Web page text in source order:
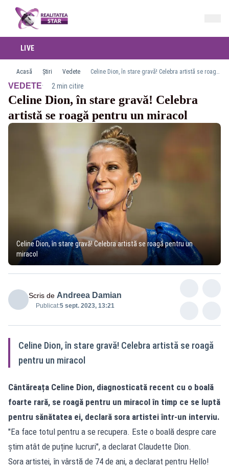
LIVE
Acasă Știri Vedete Celine Dion, în stare gravă! Celebra artistă se roagă pentru un miracol
VEDETE· 2 min citire
Celine Dion, în stare gravă! Celebra
artistă se roagă pentru un miracol
Celine Dion, în stare gravă! Celebra artistă se roagă pentru un
miracol
Scris de Andreea Damian
Publicat:5 sept. 2023, 13:21
Celine Dion, în stare gravă! Celebra artistă se roagă
pentru un miracol
Cântăreața Celine Dion, diagnosticată recent cu o boală
foarte rară, se roagă pentru un miracol în timp ce se luptă
pentru sănătatea ei, declară sora artistei într-un interviu.
"Ea face totul pentru a se recupera. Este o boală despre care
știm atât de puține lucruri", a declarat Claudette Dion.
Sora artistei, în vârstă de 74 de ani, a declarat pentru Hello!